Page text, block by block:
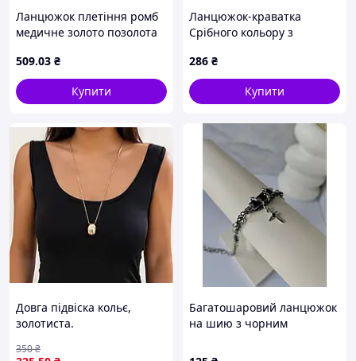
Ланцюжок плетіння ромб
медичне золото позолота
ширина 5 мм
509.03 ₴
Купити
Ланцюжок-краватка
Срібного кольору з
довжина 50+5см, Stainless
Steel
286 ₴
Купити
Довга підвіска кольє,
золотиста.
350₴
Багатошаровий ланцюжок
на шию з чорним
стилі Панк / Готика,